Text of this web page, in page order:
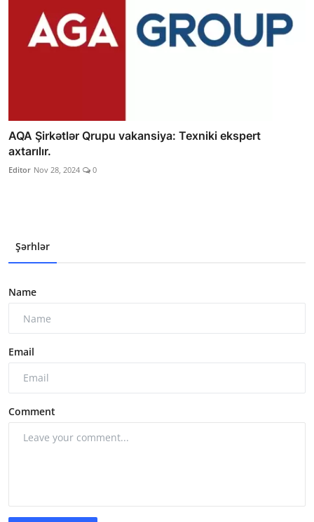
AQA Şirkətlər Qrupu vakansiya: Texniki ekspert
axtarılır.
Editor Nov 28, 2024 0
Şərhlər
Name
Email
Comment